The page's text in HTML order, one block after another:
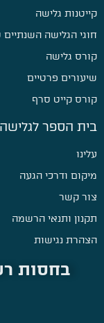
קייטנות גלישה
חוגי הגלישה השנתיים
קורס גלישה
שיעורים פרטיים
קורס קייט סרף
בית הספר לגלישה
עלינו
מיקום ודרכי הגעה
צור קשר
תקנון ותנאי הרשמה
הצהרת נגישות
בחסות